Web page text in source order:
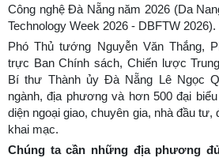
Công nghệ Đà Nẵng năm 2026 (Da
Technology Week 2026 - DBFTW 2026).
Phó Thủ tướng Nguyễn Văn Thắng,
trực Ban Chính sách, Chiến lược
Bí thư Thành ủy Đà Nẵng Lê Ngọc
ngành, địa phương và hơn 500 đại
diện ngoại giao, chuyên gia, nhà đầu
khai mạc.
Chúng ta cần những địa phương